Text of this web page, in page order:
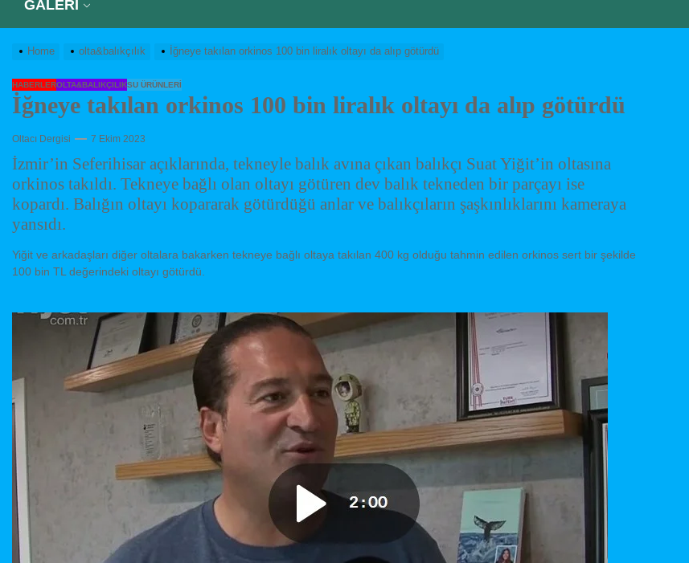
GALERİ
Home olta&balıkçılık İğneye takılan orkinos 100 bin liralık oltayı da alıp götürdü
HABERLEROLTA&BALIKÇILIKSU ÜRÜNLERI
İğneye takılan orkinos 100 bin liralık oltayı da alıp götürdü
Oltacı Dergisi 7 Ekim 2023
İzmir’in Seferihisar açıklarında, tekneyle balık avına çıkan balıkçı Suat Yiğit’in oltasına
orkinos takıldı. Tekneye bağlı olan oltayı götüren dev balık tekneden bir parçayı ise
kopardı. Balığın oltayı kopararak götürdüğü anlar ve balıkçıların şaşkınlıklarını kameraya
yansıdı.
Yiğit ve arkadaşları diğer oltalara bakarken tekneye bağlı oltaya takılan 400 kg olduğu tahmin edilen orkinos sert bir şekilde
100 bin TL değerindeki oltayı götürdü.